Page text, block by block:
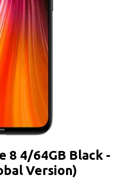
8 4/64GB Black -
Version)